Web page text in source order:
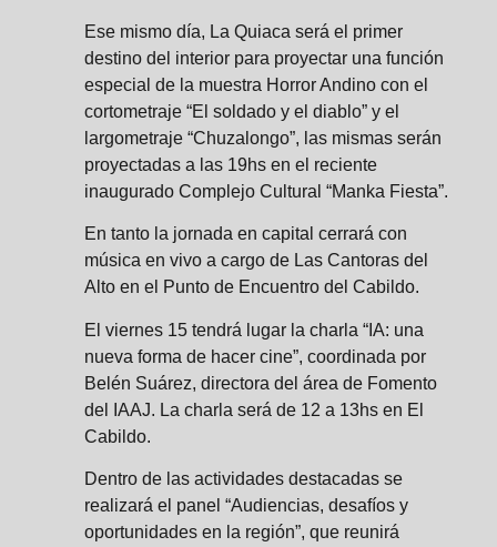
Ese mismo día, La Quiaca será el primer
destino del interior para proyectar una función
especial de la muestra Horror Andino con el
cortometraje “El soldado y el diablo” y el
largometraje “Chuzalongo”, las mismas serán
proyectadas a las 19hs en el reciente
inaugurado Complejo Cultural “Manka Fiesta”.
En tanto la jornada en capital cerrará con
música en vivo a cargo de Las Cantoras del
Alto en el Punto de Encuentro del Cabildo.
El viernes 15 tendrá lugar la charla “IA: una
nueva forma de hacer cine”, coordinada por
Belén Suárez, directora del área de Fomento
del IAAJ. La charla será de 12 a 13hs en El
Cabildo.
Dentro de las actividades destacadas se
realizará el panel “Audiencias, desafíos y
oportunidades en la región”, que reunirá